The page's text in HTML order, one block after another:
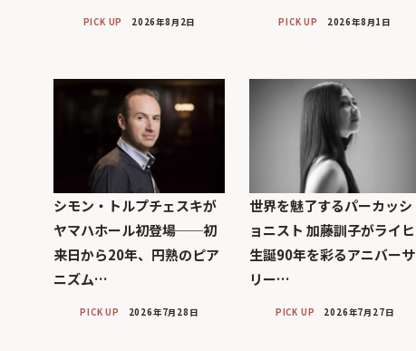
PICK UP 2026年8月2日 PICK UP 2026年8月1日
シモン・トルプチェスキが
ヤマハホール初登場──初
来日から20年、円熟のピア
ニズム…
PICK UP 2026年7月28日
世界を魅了するパーカッシ
ョニスト 加藤訓子がライヒ
生誕90年を彩るアニバーサ
リー…
PICK UP 2026年7月27日